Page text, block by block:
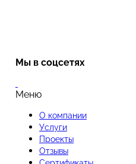
Мы в соцсетях
Меню
О компании
Услуги
Проекты
Отзывы